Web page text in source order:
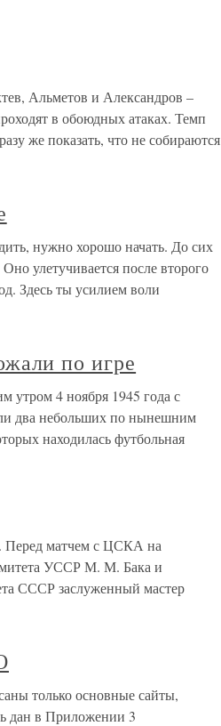
Альметов и Александров –
в обоюдных атаках. Темп
же показать, что не собираются
нужно хорошо начать. До сих
улетучивается после второго
Здесь ты усилием воли
по игре
утром 4 ноября 1945 года с
два небольших по нынешним
находилась футбольная
Перед матчем с ЦСКА на
УССР М. М. Бака и
СССР заслуженный мастер
только основные сайты,
дан в Приложении 3